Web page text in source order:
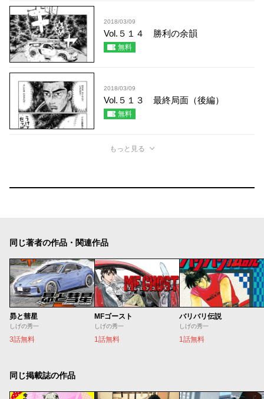
2018/03/09
Vol.５１４ 勝利の余韻
無料
2018/03/09
Vol.５１３ 最終局面（後編）
無料
もっと見る
同じ著者の作品・関連作品
昴と彗星
しげの秀一
3話無料
MFゴースト
しげの秀一
1話無料
バリバリ伝説
しげの秀一
1話無料
同じ掲載誌の作品